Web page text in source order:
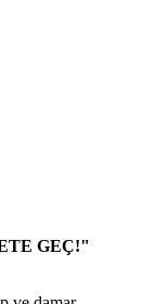
GEÇ!"